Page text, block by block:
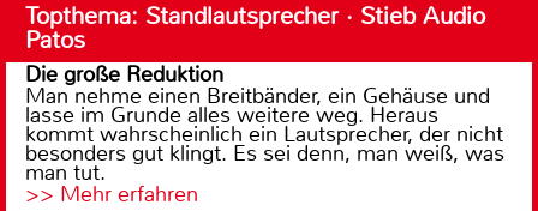
Topthema: Standlautsprecher · Stieb Audio
Patos
Die große Reduktion
Man nehme einen Breitbänder, ein Gehäuse und
lasse im Grunde alles weitere weg. Heraus
kommt wahrscheinlich ein Lautsprecher, der nicht
besonders gut klingt. Es sei denn, man weiß, was
man tut.
>> Mehr erfahren